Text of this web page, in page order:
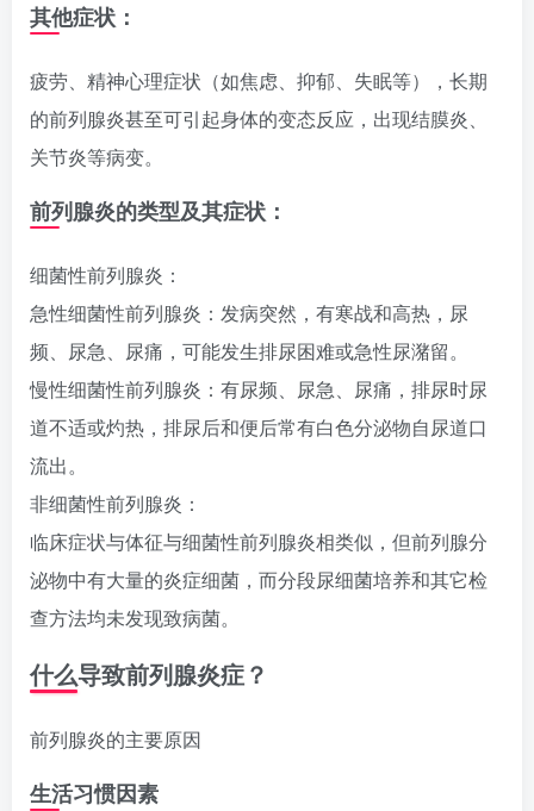
其他症状：
疲劳、精神心理症状（如焦虑、抑郁、失眠等），长期
的前列腺炎甚至可引起身体的变态反应，出现结膜炎、
关节炎等病变。
前列腺炎的类型及其症状：
细菌性前列腺炎：
急性细菌性前列腺炎：发病突然，有寒战和高热，尿
频、尿急、尿痛，可能发生排尿困难或急性尿潴留。
慢性细菌性前列腺炎：有尿频、尿急、尿痛，排尿时尿
道不适或灼热，排尿后和便后常有白色分泌物自尿道口
流出。
非细菌性前列腺炎：
临床症状与体征与细菌性前列腺炎相类似，但前列腺分
泌物中有大量的炎症细菌，而分段尿细菌培养和其它检
查方法均未发现致病菌。
什么导致前列腺炎症？
前列腺炎的主要原因
生活习惯因素